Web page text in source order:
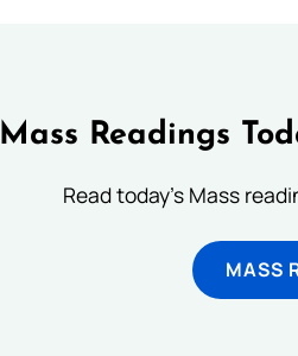
Mass Readings
Read today's Mass
MASS